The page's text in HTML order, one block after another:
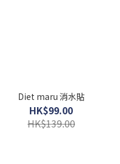
Diet maru 消水貼
HK$99.00
HK$139.00